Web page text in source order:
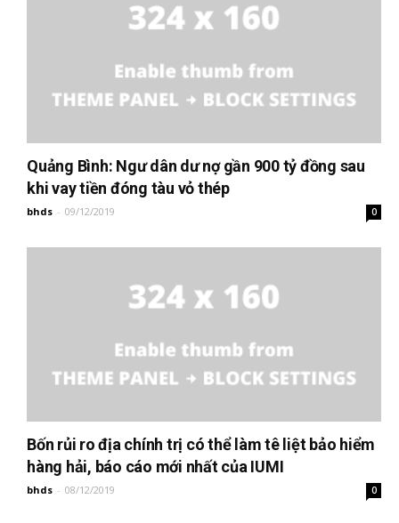
Quảng Bình: Ngư dân dư nợ gần 900 tỷ đồng sau
khi vay tiền đóng tàu vỏ thép
bhds - 09/12/2019 0
Bốn rủi ro địa chính trị có thể làm tê liệt bảo hiểm
hàng hải, báo cáo mới nhất của IUMI
bhds - 08/12/2019 0